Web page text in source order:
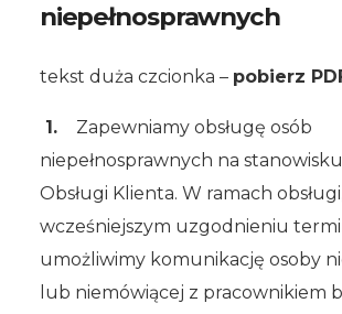
niepełnosprawnych
tekst duża czcionka – pobierz
1.
Zapewniamy obsługę osób
niepełnosprawnych na
Obsługi Klienta. W ramach
wcześniejszym uzgodnieniu
umożliwimy komunikację osoby
lub niemówiącej z pracownikiem